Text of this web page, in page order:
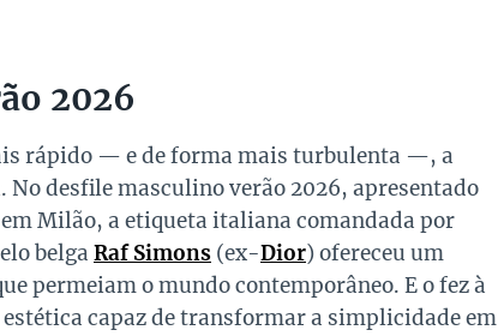
2026
rápido — e de forma mais turbulenta —, a
desfile masculino verão 2026, apresentado
Milão, a etiqueta italiana comandada por
belga Raf Simons (ex-Dior) ofereceu um
permeiam o mundo contemporâneo. E o fez à
capaz de transformar a simplicidade em